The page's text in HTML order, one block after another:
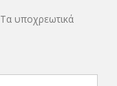
Τα υποχρεωτικά